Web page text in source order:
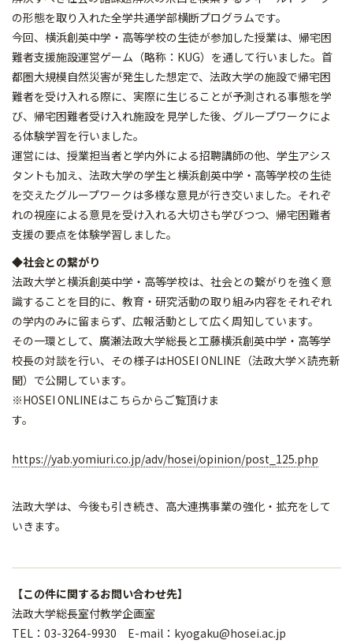
の形態を取り入れた全学共通学部横断プログラムです。
今回、横浜創英中学・高等学校の生徒が参加した授業は、帰宅困
難者支援施設運営ゲーム（略称：KUG）を通して行いました。首
都圏大規模自然災害が発生した想定で、法政大学の施設で帰宅困
難者を受け入れる際に、実際に生じることが予測される事態を学
び、帰宅困難者受け入れ施設を見学した後、グループワークによ
る体験学習を行いました。
運営には、授業担当者と学内外による招聘講師の他、学生アシス
タントも加え、法政大学の学生と横浜創英中学・高等学校の生徒
を交えたグループワークは多様な意見が行き交いました。それぞ
れの視座による意見を受け入れる大切さも学びつつ、帰宅困難者
支援の要点を体験学習しました。
◆社会との繋がり
法政大学と横浜創英中学・高等学校は、社会との繋がりを強く意
識することを目的に、教育・研究活動の取り組み内容をそれぞれ
の学内のみに留まらず、広報活動として広く周知しています。
その一環として、廣瀬法政大学総長と工藤横浜創英中学・高等学
校長の対談を行い、その様子はHOSEI ONLINE（法政大学×読売新
聞）で公開しています。
※HOSEI ONLINEはこちらからご覧頂けま
す。
https://yab.yomiuri.co.jp/adv/hosei/opinion/post_125.php
法政大学は、今後も引き続き、高大連携事業の強化・拡充をして
いきます。
【この件に関するお問い合わせ先】
法政大学総長室付教学企画室
TEL：03-3264-9930 E-mail：kyogaku@hosei.ac.jp